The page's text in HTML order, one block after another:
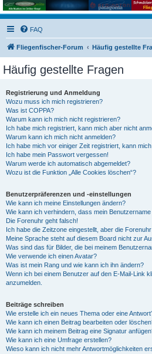
FAQ
Fliegenfischer-Forum Häufig gestellte
Häufig gestellte Fragen
Registrierung und Anmeldung
Wozu muss ich mich registrieren?
Was ist COPPA?
Warum kann ich mich nicht registrieren?
Ich habe mich registriert, kann mich aber nicht
Warum kann ich mich nicht anmelden?
Ich habe mich vor einiger Zeit registriert, kann
Ich habe mein Passwort vergessen!
Warum werde ich automatisch abgemeldet?
Wozu ist die Funktion „Alle Cookies löschen“?
Benutzerpräferenzen und -einstellungen
Wie kann ich meine Einstellungen ändern?
Wie kann ich verhindern, dass mein
Die Forenuhr geht falsch!
Ich habe die Zeitzone eingestellt, aber die
Meine Sprache steht auf diesem Board nicht zur
Was sind das für Bilder, die bei meinem
Wie verwende ich einen Avatar?
Was ist mein Rang und wie kann ich ihn ändern?
Wenn ich bei einem Benutzer auf den E-Mail-Link
anzumelden.
Beiträge schreiben
Wie erstelle ich ein neues Thema oder eine
Wie kann ich einen Beitrag bearbeiten oder
Wie kann ich meinem Beitrag eine Signatur
Wie kann ich eine Umfrage erstellen?
Wieso kann ich nicht mehr Antwortmöglichkeiten